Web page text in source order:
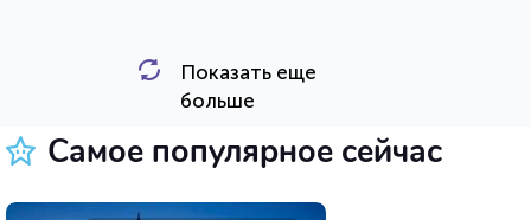
HTML - код
20 декабря 2021
Показать еще
больше
Самое популярное сейчас